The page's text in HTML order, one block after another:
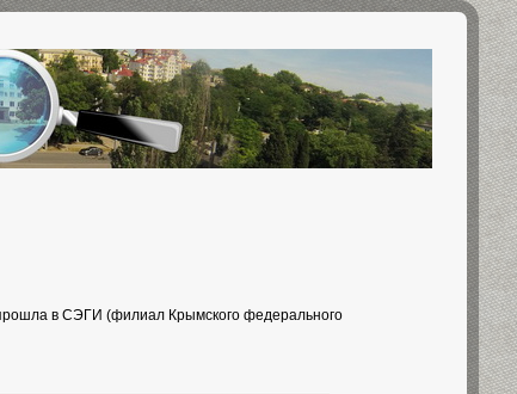
прошла в СЭГИ (филиал Крымского федерального